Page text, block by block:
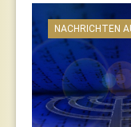
NACHRICHTEN